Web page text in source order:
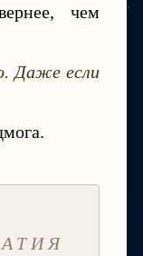
чем
Даже если